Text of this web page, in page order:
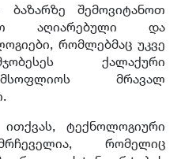
შემოვიტანოთ
აღიარებული და
რომლებმაც უკვე
ქალაქური
მრავალ
ითქვას, ტექნოლოგიური
რომელიც